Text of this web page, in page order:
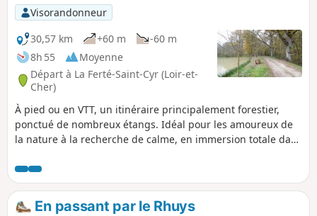
Visorandonneur
30,57 km
+60 m
-60 m
8h 55
Moyenne
Départ à La Ferté-Saint-Cyr (Loir-et-
Cher)
À pied ou en VTT, un itinéraire principalement forestier,
ponctué de nombreux étangs. Idéal pour les amoureux de
la nature à la recherche de calme, en immersion totale dans
En passant par le Rhuys